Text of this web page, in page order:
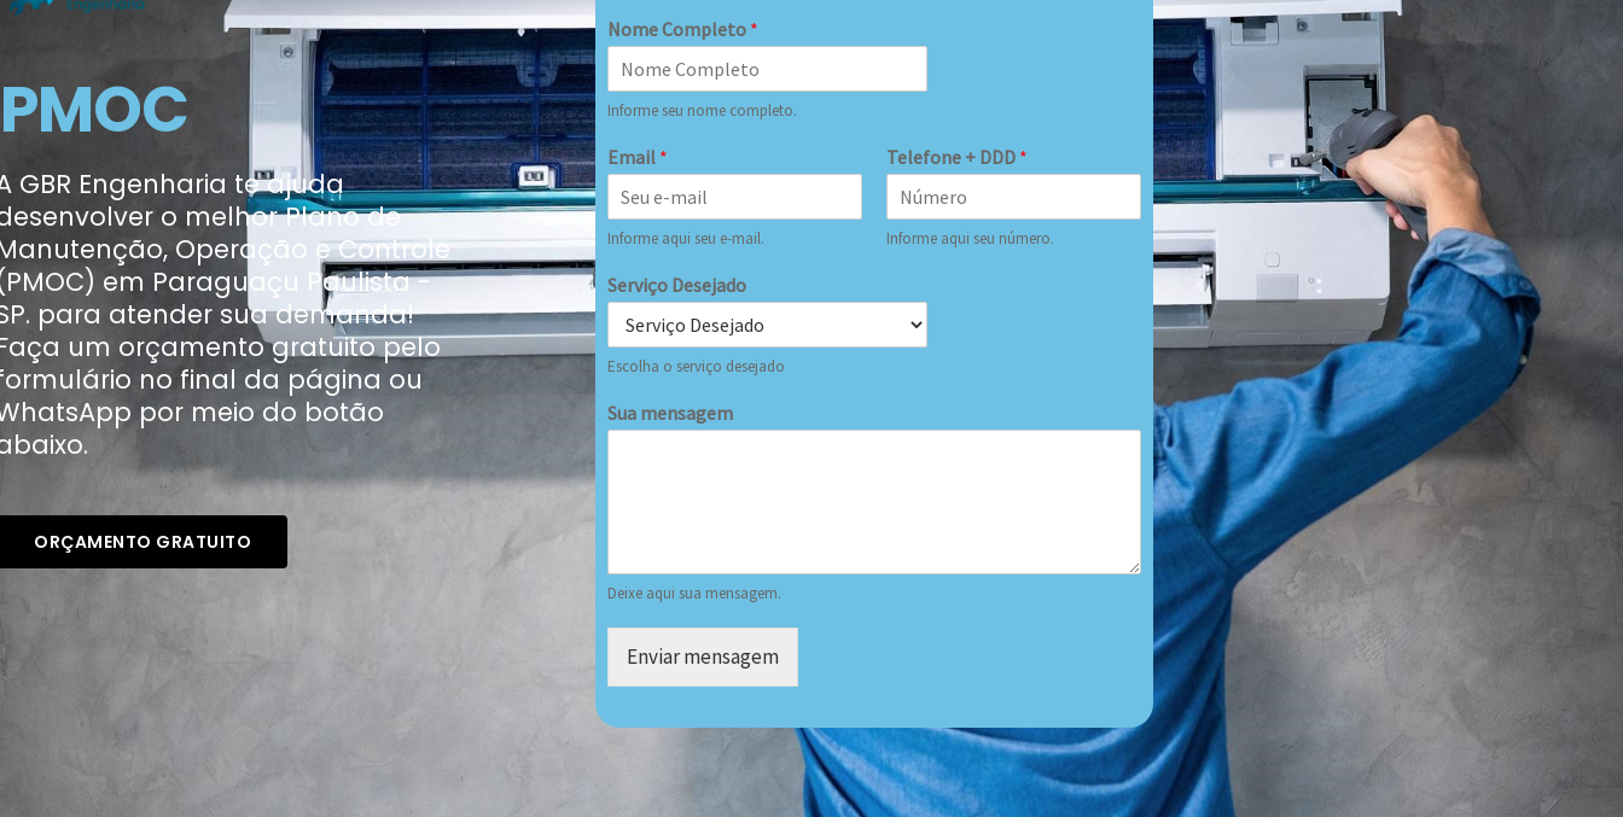
PMOC
GBR Engenharia te ajuda
o melhor Plano de
Operação e Controle
em Paraguaçu Paulista -
para atender sua demanda!
um orçamento gratuito pelo
no final da página ou
por meio do botão
ORÇAMENTO GRATUITO
Nome Completo *
Informe seu nome completo.
Email *
Informe aqui seu e-mail.
Telefone + DDD *
Informe aqui seu número.
Serviço Desejado
Escolha o serviço desejado
Sua mensagem
Deixe aqui sua mensagem.
Enviar mensagem